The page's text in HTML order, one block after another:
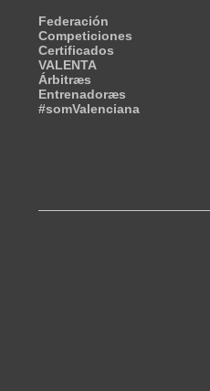
Federación
Competiciones
Certificados
VALENTA
Árbitræs
Entrenadoræs
#somValenciana